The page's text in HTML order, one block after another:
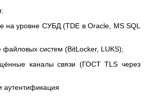
СУБД (TDE в Oracle, MS SQL
систем (BitLocker, LUKS);
связи (ГОСТ TLS через
аутентификация